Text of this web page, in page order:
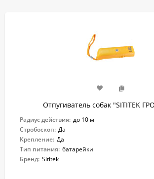
Отпугиватель собак "SITITEK
Радиус действия: до 10 м
Стробоскоп: Да
Крепление: Да
Тип питания: батарейки
Бренд: Sititek